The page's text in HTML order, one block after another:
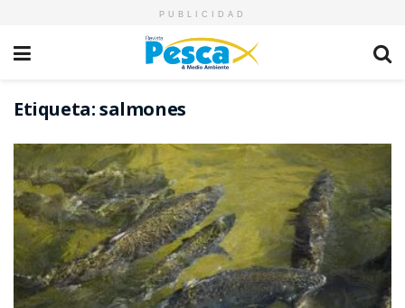
PUBLICIDAD
Etiqueta:salmones